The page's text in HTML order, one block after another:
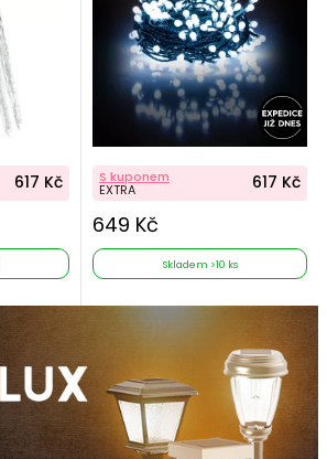
617 Kč S kuponem
EXTRA 617 Kč
649 Kč
Skladem >10 ks